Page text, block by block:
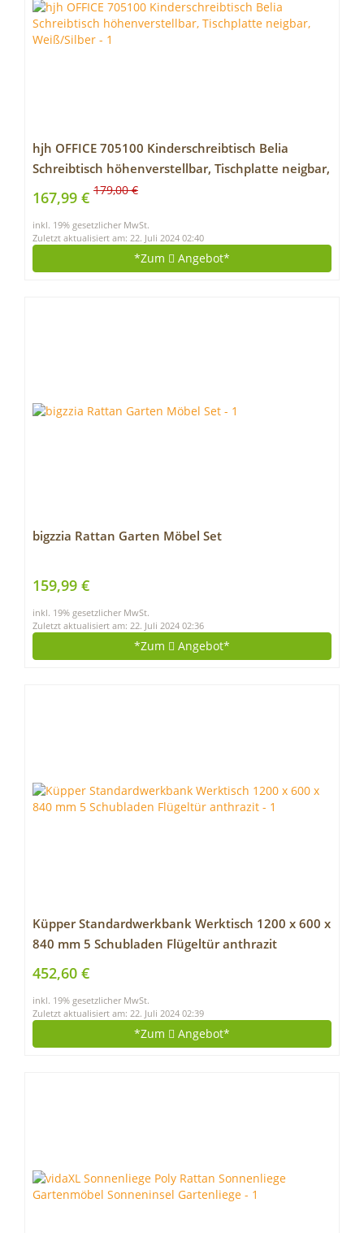
hjh OFFICE 705100 Kinderschreibtisch Belia
Schreibtisch höhenverstellbar, Tischplatte neigbar,
Weiß/Silber
167,99 € 179,00 €
inkl. 19% gesetzlicher MwSt.
Zuletzt aktualisiert am: 22. Juli 2024 02:40
*Zum Angebot*
bigzzia Rattan Garten Möbel Set
159,99 €
inkl. 19% gesetzlicher MwSt.
Zuletzt aktualisiert am: 22. Juli 2024 02:36
*Zum Angebot*
Küpper Standardwerkbank Werktisch 1200 x 600 x
840 mm 5 Schubladen Flügeltür anthrazit
452,60 €
inkl. 19% gesetzlicher MwSt.
Zuletzt aktualisiert am: 22. Juli 2024 02:39
*Zum Angebot*